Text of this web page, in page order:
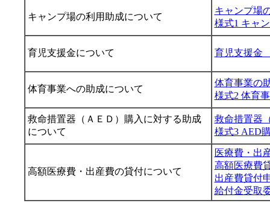
キャンプ場の利用助成について
キャンプ場
様式1 キャ
育児支援金について 育児支援金
体育事業への助成について
体育事業の
様式2 体育
救命措置器（ＡＥＤ）購入に対する助成
について
救命措置器
様式3 AED
高額医療費・出産費の貸付について
医療費・出
高額医療費
出産費貸付
給付金受取